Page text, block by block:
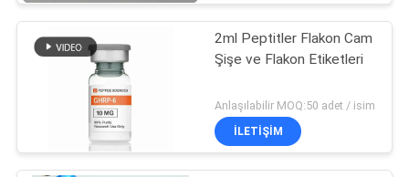
FABRIKA
TURU
KONTROL
2ml Peptitler Flakon Cam
Şişe ve Flakon Etiketleri
Anlaşılabilir MOQ:50 adet / isim
İLETIŞIM